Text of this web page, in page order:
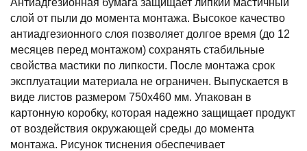
Антиадгезионная бумага защищает липкий мастичный
слой от пыли до момента монтажа. Высокое качество
антиадгезионного слоя позволяет долгое время (до 12
месяцев перед монтажом) сохранять стабильные
свойства мастики по липкости. После монтажа срок
эксплуатации материала не ограничен. Выпускается в
виде листов размером 750х460 мм. Упакован в
картонную коробку, которая надежно защищает продукт
от воздействия окружающей среды до момента
монтажа. Рисунок тиснения обеспечивает